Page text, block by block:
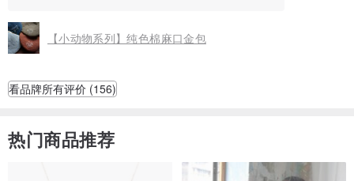
【小动物系列】纯色棉麻口金包
看品牌所有评价 (156)
热门商品推荐